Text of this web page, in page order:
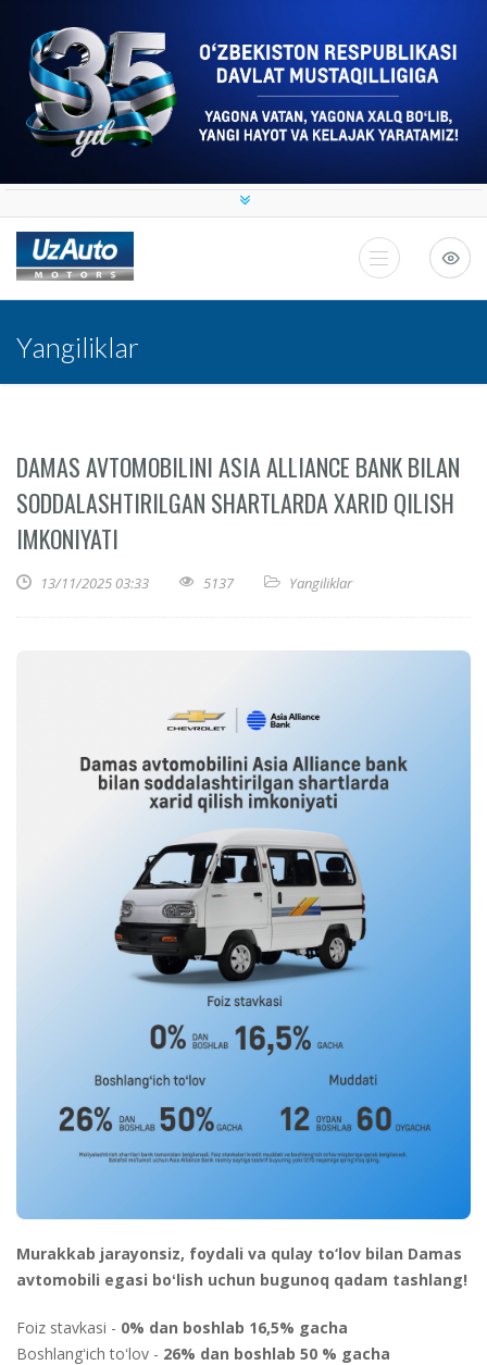
Yangiliklar
DAMAS AVTOMOBILINI ASIA ALLIANCE BANK BILAN
SODDALASHTIRILGAN SHARTLARDA XARID QILISH
IMKONIYATI
13/11/2025 03:33 5137 Yangiliklar
Murakkab jarayonsiz, foydali va qulay to‘lov bilan Damas
avtomobili egasi boʻlish uchun bugunoq qadam tashlang!
Foiz stavkasi - 0% dan boshlab 16,5% gacha
Boshlangʻich toʻlov - 26% dan boshlab 50 % gacha